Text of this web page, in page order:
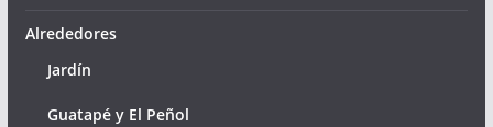
Alrededores
Jardín
Guatapé y El Peñol